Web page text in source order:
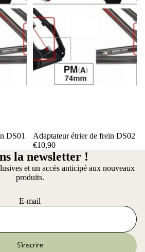
DS01
Adaptateur étrier de frein DS02
€10,90
la newsletter !
et un accès anticipé aux nouveaux
produits.
E-mail
S’inscrire